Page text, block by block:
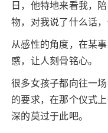
日，他特地来看我，
物，对我说了什么话
从感性的角度，在某
感，让人刻骨铭心。
很多女孩子都向往一
的要求，在那个仪式
深的莫过于此吧。